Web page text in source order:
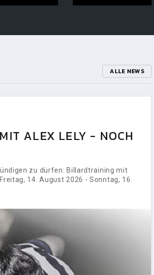
ALLE NEWS
ALEX LELY - NOCH
zu dürfen: Billardtraining mit
14. August 2026 - Sonntag, 16.